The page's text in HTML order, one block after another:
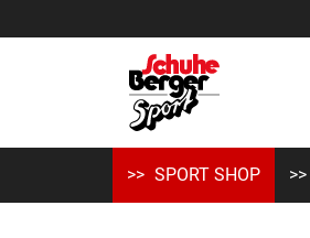
SPORT SHOP